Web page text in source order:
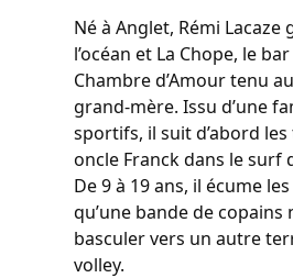
Né à Anglet, Rémi
l’océan et La Chope, le
Chambre d’Amour tenu
grand-mère. Issu d’une
sportifs, il suit d’abord
oncle Franck dans le surf
De 9 à 19 ans, il écume
qu’une bande de copains
basculer vers un autre
volley.